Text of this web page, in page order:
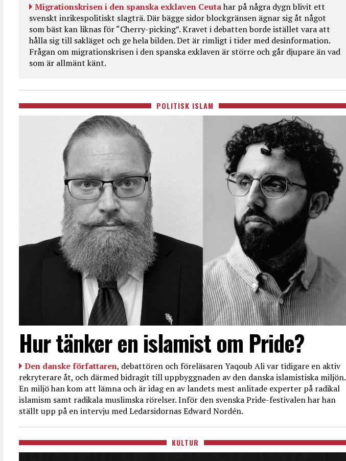
Migrationskrisen i den spanska exklaven Ceutahar på några dygn blivit ett
svenskt inrikespolitiskt slagträ. Där bägge sidor blockgränsen ägnar sig åt något
som bäst kan liknas för “Cherry-picking”. Kravet i debatten borde istället vara att
hålla sig till sakläget och ge hela bilden. Det är rimligt i tider med desinformation.
Frågan om migrationskrisen i den spanska exklaven är större och går djupare än vad
som är allmänt känt.
POLITISK ISLAM
Hur tänker en islamist om Pride?
Den danske författaren, debattören och föreläsaren Yaqoub Ali var tidigare en aktiv
rekryterare åt, och därmed bidragit till uppbyggnaden av den danska islamistiska miljön.
En miljö han kom att lämna och är idag en av landets mest anlitade experter på radikal
islamism samt radikala muslimska rörelser. Inför den svenska Pride-festivalen har han
ställt upp på en intervju med Ledarsidornas Edward Nordén.
KULTUR